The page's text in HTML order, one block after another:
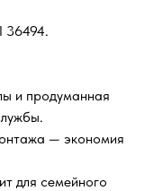
36494.
и продуманная
— экономия
для семейного